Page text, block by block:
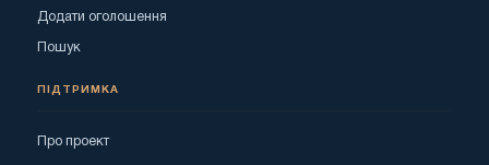
Додати оголошення
Пошук
ПІДТРИМКА
Про проект